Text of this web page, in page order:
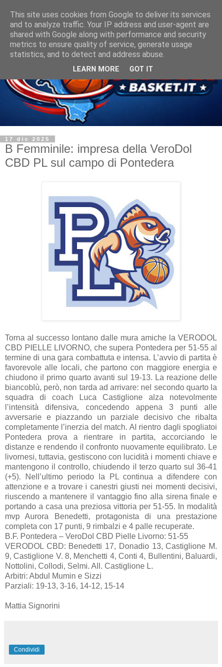
17 dic 2025
B Femminile: impresa della VeroDol
CBD PL sul campo di Pontedera
Torna al successo lontano dalle mura amiche la VERODOL
CBD PIELLE LIVORNO, che supera Pontedera per 51-55 al
termine di una gara combattuta e intensa. L’avvio di partita è
favorevole alle locali, che partono con maggiore energia e
chiudono il primo quarto avanti sul 19-13. La reazione delle
biancoblù, però, non tarda ad arrivare: nel secondo quarto la
squadra di coach Luca Castiglione alza notevolmente
l’intensità difensiva, concedendo appena 3 punti alle
avversarie e piazzando un parziale decisivo che ribalta
completamente l’inerzia del match. Al rientro dagli spogliatoi
Pontedera prova a rientrare in partita, accorciando le
distanze e rendendo il confronto nuovamente equilibrato. Le
livornesi, tuttavia, gestiscono con lucidità i momenti chiave e
mantengono il controllo, chiudendo il terzo quarto sul 36-41
(+5). Nell’ultimo periodo la PL continua a difendere con
attenzione e a trovare i canestri giusti nei momenti decisivi,
riuscendo a mantenere il vantaggio fino alla sirena finale e
portando a casa una preziosa vittoria per 51-55. In modalità
mvp Aurora Benedetti, protagonista di una prestazione
completa con 17 punti, 9 rimbalzi e 4 palle recuperate.
B.F. Pontedera – VeroDol CBD Pielle Livorno: 51-55
VERODOL CBD: Benedetti 17, Donadio 13, Castiglione M.
9, Castiglione V. 8, Menchetti 4, Conti 4, Bullentini, Baluardi,
Nottolini, Collodi, Selmi. All. Castiglione L.
Arbitri: Abdul Mumin e Sizzi
Parziali: 19-13, 3-16, 14-12, 15-14
Mattia Signorini
Condividi
This site uses cookies from Google to deliver its services
and to analyze traffic. Your IP address and user-agent are
shared with Google along with performance and security
metrics to ensure quality of service, generate usage
statistics, and to detect and address abuse.
LEARN MORE GOT IT